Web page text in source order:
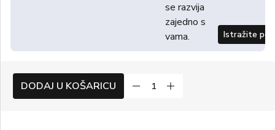
se razvija
zajedno s
vama.
Istražite
DODAJ U KOŠARICU